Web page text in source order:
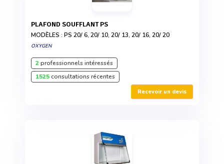
PLAFOND SOUFFLANT PS
MODÈLES : PS 20/ 6, 20/ 10, 20/ 13, 20/ 16, 20/ 20
OXYGEN
2professionnels intéressés
1525consultations récentes
Recevoir un devis